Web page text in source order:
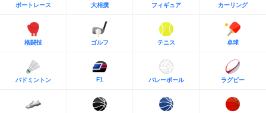
ボートレース 大相撲 フィギュア カーリング
格闘技 ゴルフ テニス 卓球
バドミントン F1 バレーボール ラグビー